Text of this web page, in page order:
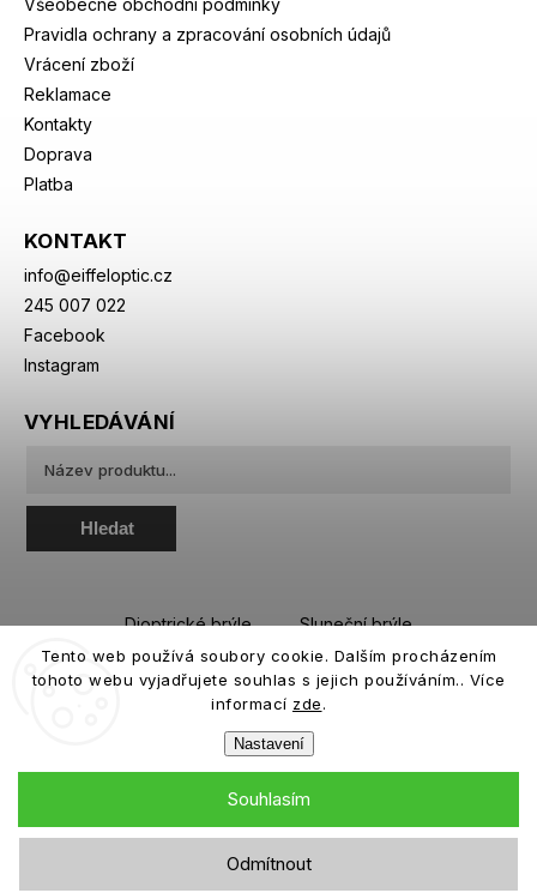
Tento web používá soubory cookie. Dalším procházením
tohoto webu vyjadřujete souhlas s jejich používáním.. Více
informací zde.
Nastavení
Odmítnout
Souhlasím
Všeobecné obchodní podmínky
Pravidla ochrany a zpracování osobních údajů
Vrácení zboží
Reklamace
Kontakty
Doprava
Platba
KONTAKT
info@eiffeloptic.cz
245 007 022
Facebook
Instagram
VYHLEDÁVÁNÍ
Hledat
Dioptrické brýle
Sluneční brýle
Sportovní brýle
Kontaktní čočky
Roztoky a oční kapky
Copyright 2026eiffeloptic.cz. Všechna práva vyhrazena.